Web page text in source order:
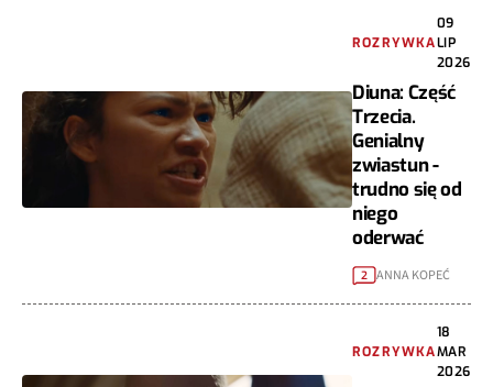
ROZRYWKA
09
LIP
2026
Diuna: Część
Trzecia.
Genialny
zwiastun -
trudno się od
niego
oderwać
2 ANNA KOPEĆ
ROZRYWKA
18
MAR
2026